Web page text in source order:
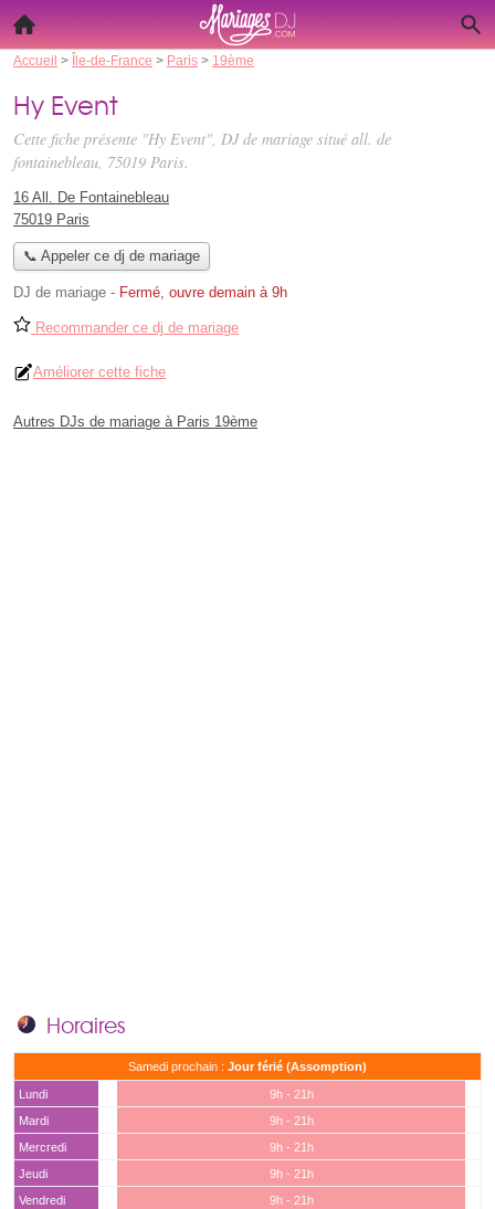
Accueil > Île-de-France > Paris > 19ème
Hy Event
Cette fiche présente "Hy Event", DJ de mariage situé all. de
fontainebleau, 75019 Paris.
16 All. De Fontainebleau
75019 Paris
📞 Appeler ce dj de mariage
DJ de mariage - Fermé, ouvre demain à 9h
Recommander ce dj de mariage
Améliorer cette fiche
Autres DJs de mariage à Paris 19ème
Horaires
Samedi prochain : Jour férié (Assomption)
Lundi
9h - 21h
Mardi
9h - 21h
Mercredi
9h - 21h
Jeudi
9h - 21h
Vendredi
9h - 21h